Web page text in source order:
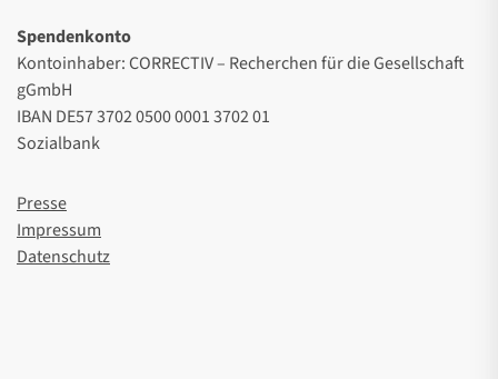
Spendenkonto
Kontoinhaber: CORRECTIV – Recherchen für die Gesellschaft
gGmbH
IBAN DE57 3702 0500 0001 3702 01
Sozialbank
Presse
Impressum
Datenschutz